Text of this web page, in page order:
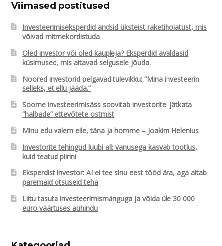
Viimased postitused
Investeerimiseksperdid andsid üksteist raketihoiatust, mis
võivad mitmekordistuda
Oled investor või oled kaupleja? Eksperdid avaldasid
küsimused, mis aitavad selgusele jõuda.
Noored investorid pelgavad tulevikku: “Mina investeerin
selleks, et ellu jääda.”
Soome investeerimisäss soovitab investoritel jätkata
“halbade” ettevõtete ostmist
Minu edu valem eile, täna ja homme – Joakim Helenius
Investorite tehingud luubi all: vanusega kasvab tootlus,
kuid teatud piirini
Eksperdist investor: AI ei tee sinu eest tööd ära, aga aitab
paremaid otsuseid teha
Liitu tasuta investeerimismänguga ja võida üle 30 000
euro väärtuses auhindu